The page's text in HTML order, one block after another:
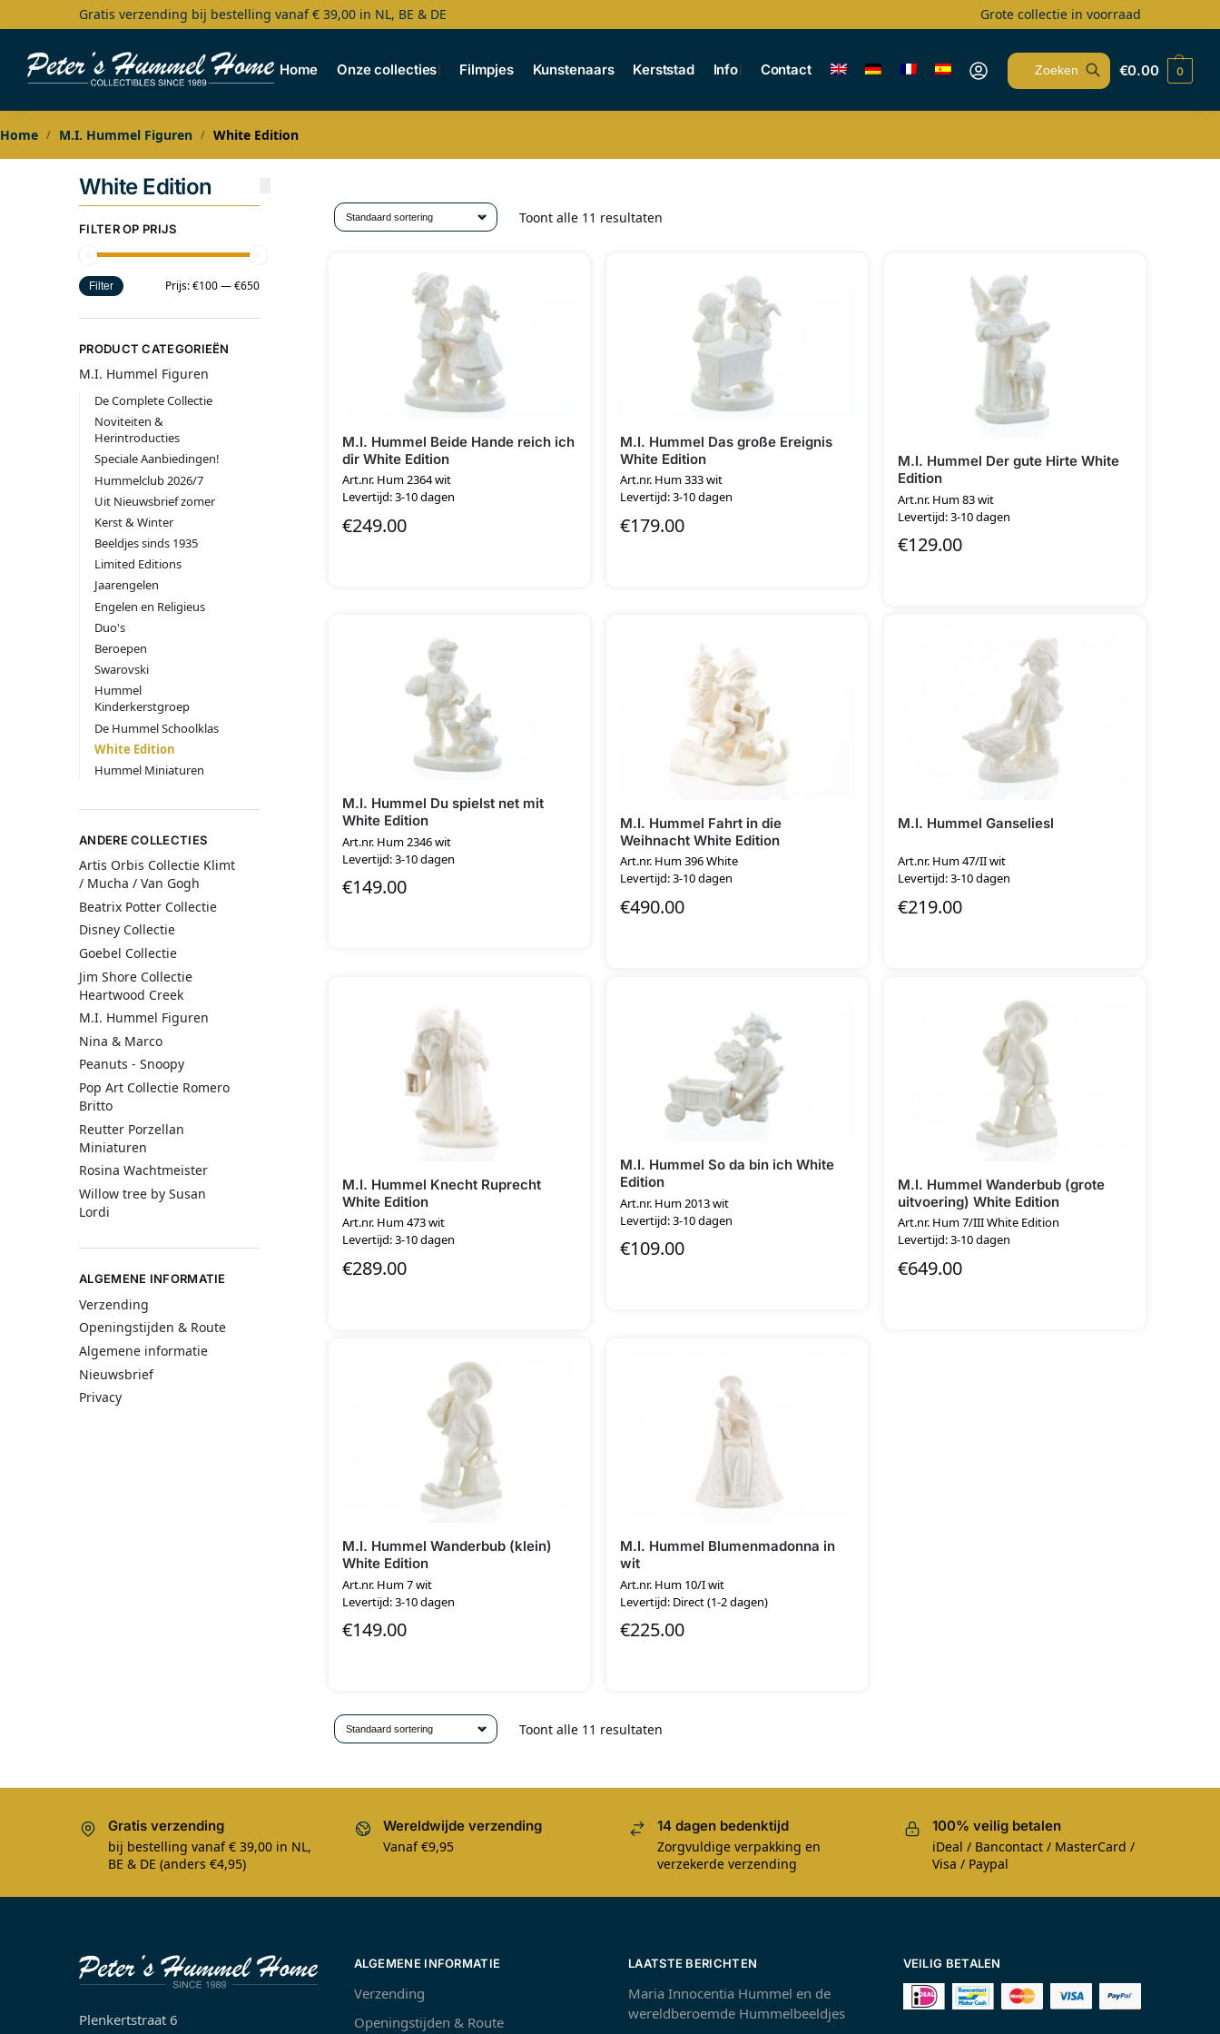
Gratis verzending bij bestelling vanaf € 39,00 in NL, BE & DE Grote collectie in voorraad
Home Onze collecties Filmpjes Kunstenaars Kerststad Info Contact
Search
€0.00 0
Home / M.I. Hummel Figuren / White Edition
Toont alle 11 resultaten
M.I. Hummel Beide Hande reich ich
dir White Edition
Art.nr. Hum 2364 wit
Levertijd: 3-10 dagen
€249.00
M.I. Hummel Das große Ereignis
White Edition
Art.nr. Hum 333 wit
Levertijd: 3-10 dagen
€179.00
M.I. Hummel Der gute Hirte White
Edition
Art.nr. Hum 83 wit
Levertijd: 3-10 dagen
€129.00
M.I. Hummel Du spielst net mit
White Edition
Art.nr. Hum 2346 wit
Levertijd: 3-10 dagen
€149.00
M.I. Hummel Fahrt in die
Weihnacht White Edition
Art.nr. Hum 396 White
Levertijd: 3-10 dagen
€490.00
M.I. Hummel Ganseliesl
Art.nr. Hum 47/II wit
Levertijd: 3-10 dagen
€219.00
M.I. Hummel Knecht Ruprecht
White Edition
Art.nr. Hum 473 wit
Levertijd: 3-10 dagen
€289.00
M.I. Hummel So da bin ich White
Edition
Art.nr. Hum 2013 wit
Levertijd: 3-10 dagen
€109.00
M.I. Hummel Wanderbub (grote
uitvoering) White Edition
Art.nr. Hum 7/III White Edition
Levertijd: 3-10 dagen
€649.00
M.I. Hummel Wanderbub (klein)
White Edition
Art.nr. Hum 7 wit
Levertijd: 3-10 dagen
€149.00
M.I. Hummel Blumenmadonna in
wit
Art.nr. Hum 10/I wit
Levertijd: Direct (1-2 dagen)
€225.00
Toont alle 11 resultaten
White Edition
FILTER OP PRIJS
Filter Prijs:€100—€650
PRODUCT CATEGORIEËN
M.I. Hummel Figuren
De Complete Collectie
Noviteiten &
Herintroducties
Speciale Aanbiedingen!
Hummelclub 2026/7
Uit Nieuwsbrief zomer
Kerst & Winter
Beeldjes sinds 1935
Limited Editions
Jaarengelen
Engelen en Religieus
Duo's
Beroepen
Swarovski
Hummel
Kinderkerstgroep
De Hummel Schoolklas
White Edition
Hummel Miniaturen
ANDERE COLLECTIES
Artis Orbis Collectie Klimt
/ Mucha / Van Gogh
Beatrix Potter Collectie
Disney Collectie
Goebel Collectie
Jim Shore Collectie
Heartwood Creek
M.I. Hummel Figuren
Nina & Marco
Peanuts - Snoopy
Pop Art Collectie Romero
Britto
Reutter Porzellan
Miniaturen
Rosina Wachtmeister
Willow tree by Susan
Lordi
ALGEMENE INFORMATIE
Verzending
Openingstijden & Route
Algemene informatie
Nieuwsbrief
Privacy
Gratis verzending
bij bestelling vanaf € 39,00 in NL,
BE & DE (anders €4,95)
Wereldwijde verzending
Vanaf €9,95
14 dagen bedenktijd
Zorgvuldige verpakking en
verzekerde verzending
100% veilig betalen
iDeal / Bancontact / MasterCard /
Visa / Paypal
Plenkertstraat 6
ALGEMENE INFORMATIE
Verzending
Openingstijden & Route
LAATSTE BERICHTEN
Maria Innocentia Hummel en de
wereldberoemde Hummelbeeldjes
VEILIG BETALEN